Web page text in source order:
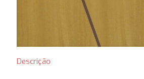
Descrição